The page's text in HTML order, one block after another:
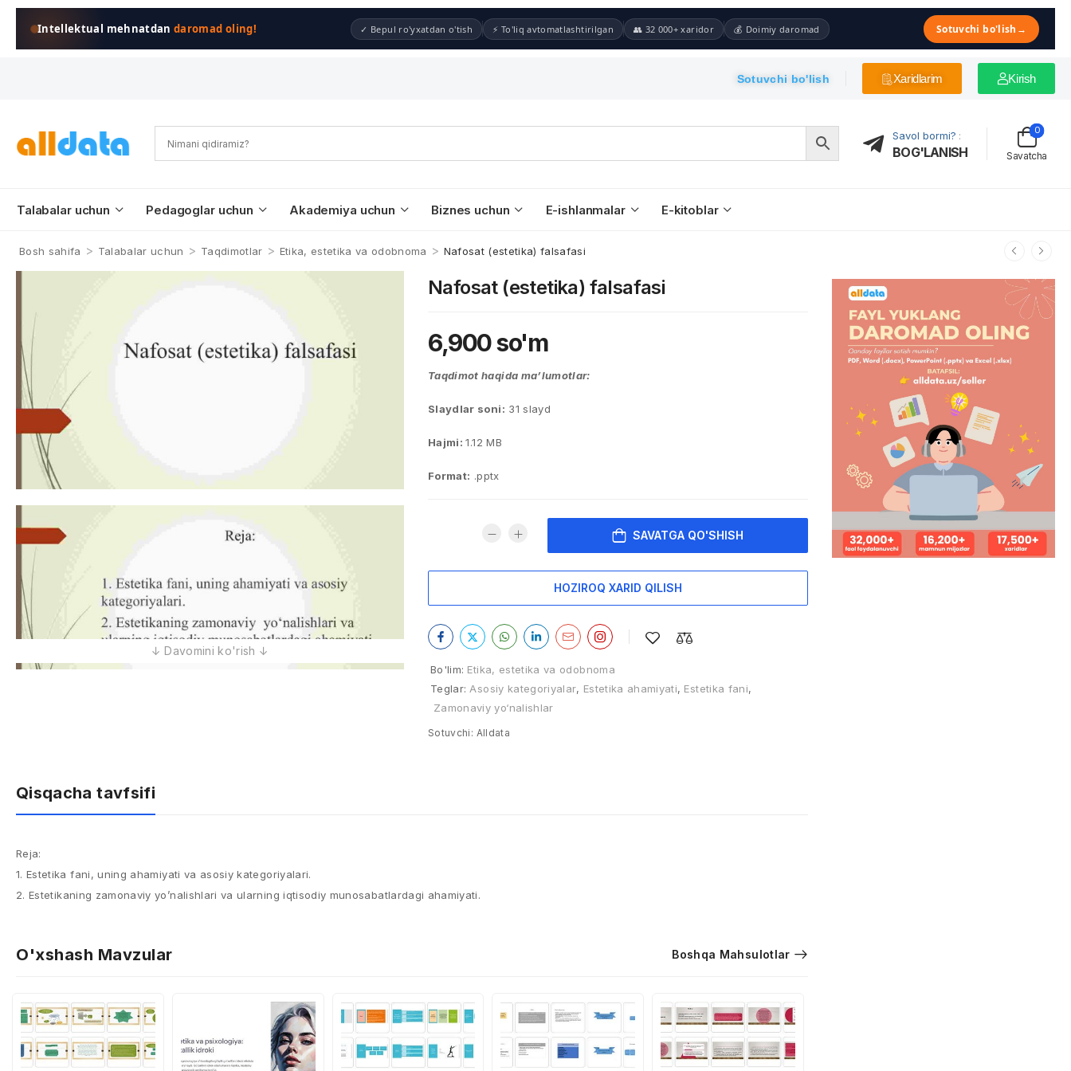
Intellektual mehnatdandaromad oling! ✓ Bepul ro'yxatdan o'tish ⚡ To'liq avtomatlashtirilgan 👥 32 000+ xaridor 💰 Doimiy daromad Sotuvchi bo'lish →
Sotuvchi bo'lish Xaridlarim Kirish
Savol bormi? :
BOG'LANISH Savatcha
0
Talabalar uchun Pedagoglar uchun Akademiya uchun Biznes uchun E-ishlanmalar E-kitoblar
Bosh sahifa > Talabalar uchun > Taqdimotlar > Etika, estetika va odobnoma > Nafosat (estetika) falsafasi
Nafosat (estetika) falsafasi
6,900so'm
Taqdimot haqida ma’lumotlar:
Slaydlar soni: 31 slayd
Hajmi:1.12 MB
Format: .pptx
SAVATGA QO'SHISH
HOZIROQ XARID QILISH
Bo'lim: Etika, estetika va odobnoma
Teglar: Asosiy kategoriyalar, Estetika ahamiyati, Estetika fani,
Zamonaviy yo‘nalishlar
Sotuvchi: Alldata
Qisqacha tavfsifi
Reja:
1. Estetika fani, uning ahamiyati va asosiy kategoriyalari.​
2. Estetikaning zamonaviy yo’nalishlari va ularning iqtisodiy munosabatlardagi ahamiyati.
O'xshash Mavzular Boshqa Mahsulotlar